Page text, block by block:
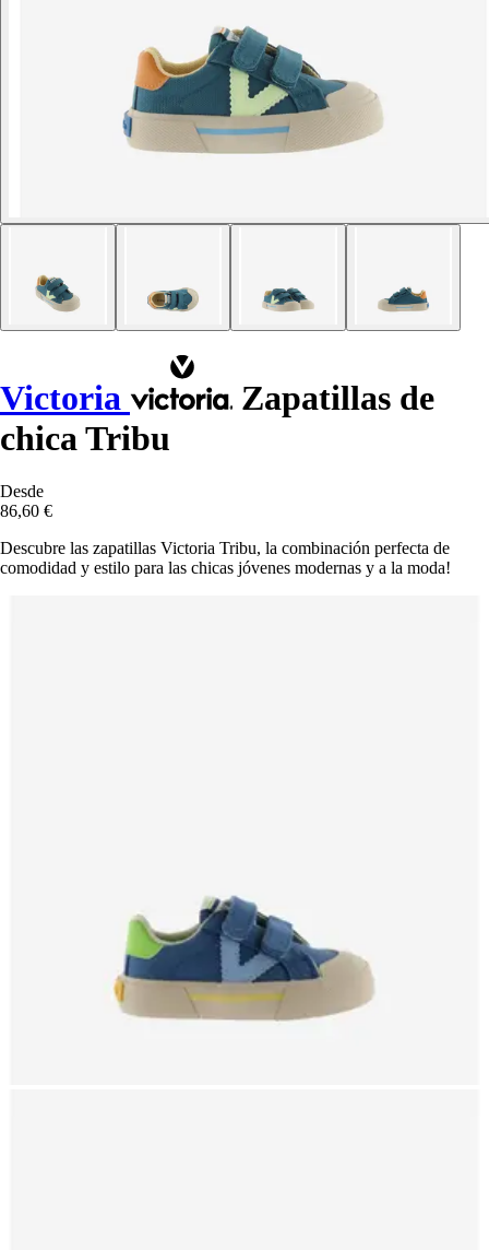
Victoria
Zapatillas de
chica Tribu
Desde
86,60 €
Descubre las zapatillas Victoria Tribu, la combinación perfecta de
comodidad y estilo para las chicas jóvenes modernas y a la moda!